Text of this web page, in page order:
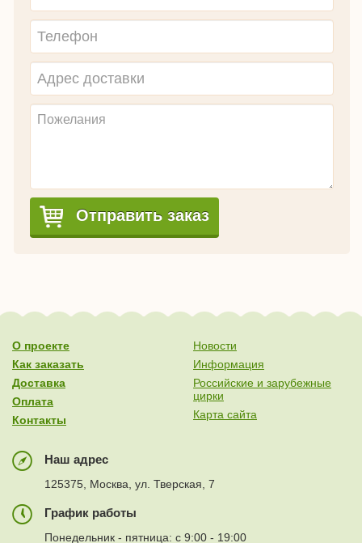
Отправить заказ
О проекте
Как заказать
Доставка
Оплата
Контакты
Новости
Информация
Российские и зарубежные
цирки
Карта сайта
Наш адрес
125375, Москва, ул. Тверская, 7
График работы
Понедельник - пятница: с 9:00 - 19:00